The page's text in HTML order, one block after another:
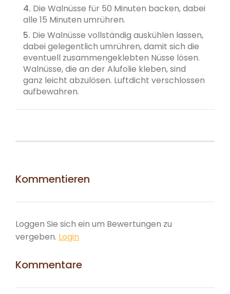
4. Die Walnüsse für 50 Minuten backen, dabei
alle 15 Minuten umrühren.
5. Die Walnüsse vollständig auskühlen lassen,
dabei gelegentlich umrühren, damit sich die
eventuell zusammengeklebten Nüsse lösen.
Walnüsse, die an der Alufolie kleben, sind
ganz leicht abzulösen. Luftdicht verschlossen
aufbewahren.
Kommentieren
Loggen Sie sich ein um Bewertungen zu
vergeben. Login
Kommentare